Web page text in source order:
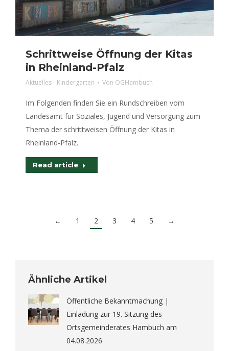
Schrittweise Öffnung der Kitas
in Rheinland-Pfalz
Aktuelles - Kindergarten Von OGHambuch
Im Folgenden finden Sie ein Rundschreiben vom
Landesamt für Soziales, Jugend und Versorgung zum
Thema der schrittweisen Öffnung der Kitas in
Rheinland-Pfalz.
Read article
← 1 2 3 4 5 →
Ähnliche Artikel
Öffentliche Bekanntmachung |
Einladung zur 19. Sitzung des
Ortsgemeinderates Hambuch am
04.08.2026